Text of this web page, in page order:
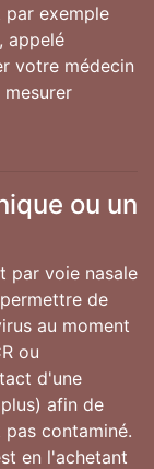
par exemple
appelé
votre médecin
ou un
par voie nasale
de
au moment
ou
d'une
afin de
contaminé.
en l'achetant